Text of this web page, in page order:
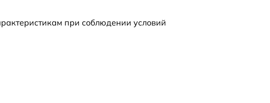
при соблюдении условий